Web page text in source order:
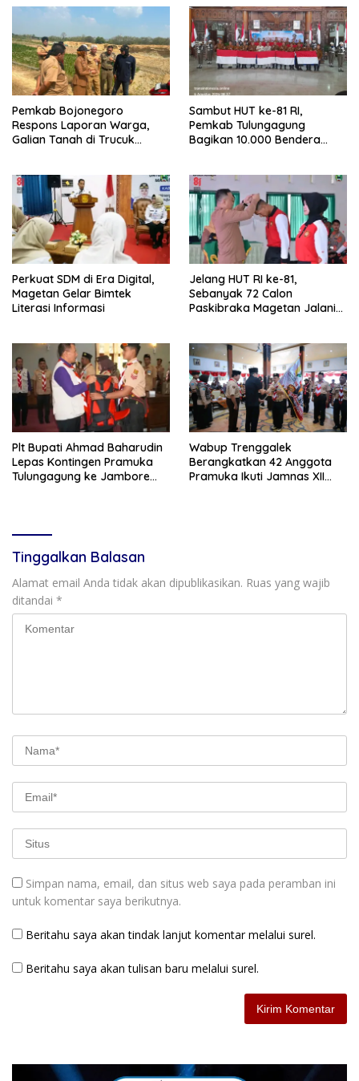
Pemkab Bojonegoro
Respons Laporan Warga,
Galian Tanah di Trucuk
Sambut HUT ke-81 RI,
Pemkab Tulungagung
Bagikan 10.000 Bendera
Perkuat SDM di Era Digital,
Magetan Gelar Bimtek
Literasi Informasi
Jelang HUT RI ke-81,
Sebanyak 72 Calon
Paskibraka Magetan Jalani
Plt Bupati Ahmad Baharudin
Lepas Kontingen Pramuka
Tulungagung ke Jambore
Wabup Trenggalek
Berangkatkan 42 Anggota
Pramuka Ikuti Jamnas XII
Tinggalkan Balasan
Alamat email Anda tidak akan dipublikasikan. Ruas yang wajib
ditandai *
Simpan nama, email, dan situs web saya pada peramban ini
untuk komentar saya berikutnya.
Beritahu saya akan tindak lanjut komentar melalui surel.
Beritahu saya akan tulisan baru melalui surel.